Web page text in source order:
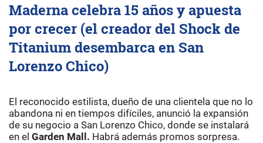
Maderna celebra 15 años y apuesta
por crecer (el creador del Shock de
Titanium desembarca en San
Lorenzo Chico)
El reconocido estilista, dueño de una clientela que no lo
abandona ni en tiempos difíciles, anunció la expansión
de su negocio a San Lorenzo Chico, donde se instalará
en el Garden Mall. Habrá además promos sorpresa.